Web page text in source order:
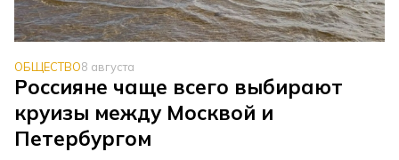
ОБЩЕСТВО8 августа
Россияне чаще всего выбирают
круизы между Москвой и
Петербургом